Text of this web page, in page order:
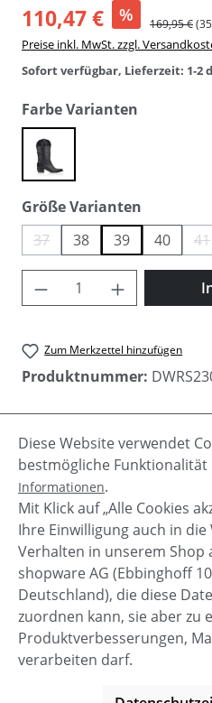
110,47 € % 169,95 €
Preise inkl. MwSt. zzgl.
Sofort verfügbar, Lieferzeit: 1-2
Farbe Varianten
black
Größe Varianten
37(Diese Option ist zurzeit nicht
38 39 40 41
Produkt Anzahl:
Zum Merkzettel hinzufügen
Produktnummer:
Beschreibung
Diese Westernstiefel
schwarzen Details von
Wucht!Sie können so toll
Service-Hotline
Diese Website verwendet
bestmögliche Funktionalität
Informationen.
Mit Klick auf „Alle Cookies
Ihre Einwilligung auch in
Verhalten in unserem Shop
shopware AG (Ebbinghoff
Deutschland), die diese
zuordnen kann, sie aber zu
Produktverbesserungen,
verarbeiten darf.